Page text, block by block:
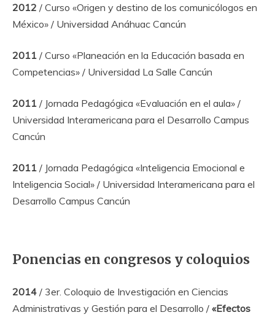
2012 / Curso «Origen y destino de los comunicólogos en
México» / Universidad Anáhuac Cancún
2011 / Curso «Planeación en la Educación basada en
Competencias» / Universidad La Salle Cancún
2011 / Jornada Pedagógica «Evaluación en el aula» /
Universidad Interamericana para el Desarrollo Campus
Cancún
2011 / Jornada Pedagógica «Inteligencia Emocional e
Inteligencia Social» / Universidad Interamericana para el
Desarrollo Campus Cancún
Ponencias en congresos y coloquios
2014 / 3er. Coloquio de Investigación en Ciencias
Administrativas y Gestión para el Desarrollo / «Efectos